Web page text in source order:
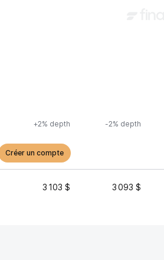
+2% depth -2% depth
Créer un compte
3 103 $ 3 093 $